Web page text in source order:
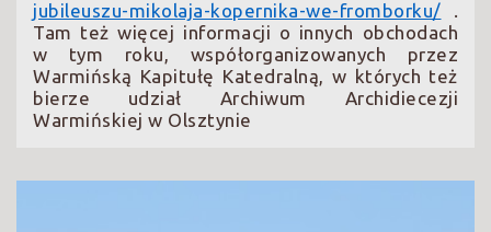
jubileuszu-mikolaja-kopernika-we-fromborku/ .
Tam też więcej informacji o innych obchodach
w tym roku, współorganizowanych przez
Warmińską Kapitułę Katedralną, w których też
bierze udział Archiwum Archidiecezji
Warmińskiej w Olsztynie